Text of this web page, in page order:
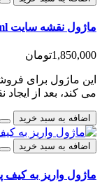
ماژول نقشه سایت xml برای اپن کارت
1,850,000تومان
می کند، بعد از
اضافه به سبد خرید
اضافه به سبد خرید
ماژول واریز به